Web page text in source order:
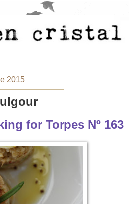
2015
for Torpes Nº 163